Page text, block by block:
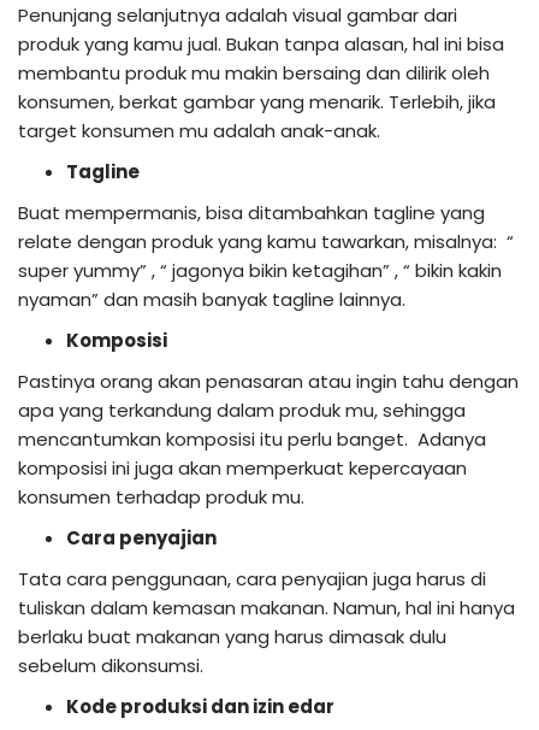
Penunjang selanjutnya adalah visual gambar dari
produk yang kamu jual. Bukan tanpa alasan, hal ini bisa
membantu produk mu makin bersaing dan dilirik oleh
konsumen, berkat gambar yang menarik. Terlebih, jika
target konsumen mu adalah anak-anak.
Tagline
Buat mempermanis, bisa ditambahkan tagline yang
relate dengan produk yang kamu tawarkan, misalnya: “
super yummy” , “ jagonya bikin ketagihan” , “ bikin kakin
nyaman” dan masih banyak tagline lainnya.
Komposisi
Pastinya orang akan penasaran atau ingin tahu dengan
apa yang terkandung dalam produk mu, sehingga
mencantumkan komposisi itu perlu banget. Adanya
komposisi ini juga akan memperkuat kepercayaan
konsumen terhadap produk mu.
Cara penyajian
Tata cara penggunaan, cara penyajian juga harus di
tuliskan dalam kemasan makanan. Namun, hal ini hanya
berlaku buat makanan yang harus dimasak dulu
sebelum dikonsumsi.
Kode produksi dan izin edar